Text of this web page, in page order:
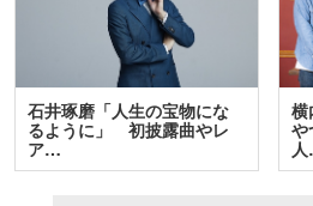
石井琢磨「人生の宝物にな
るように」 初披露曲やレ
ア…
横